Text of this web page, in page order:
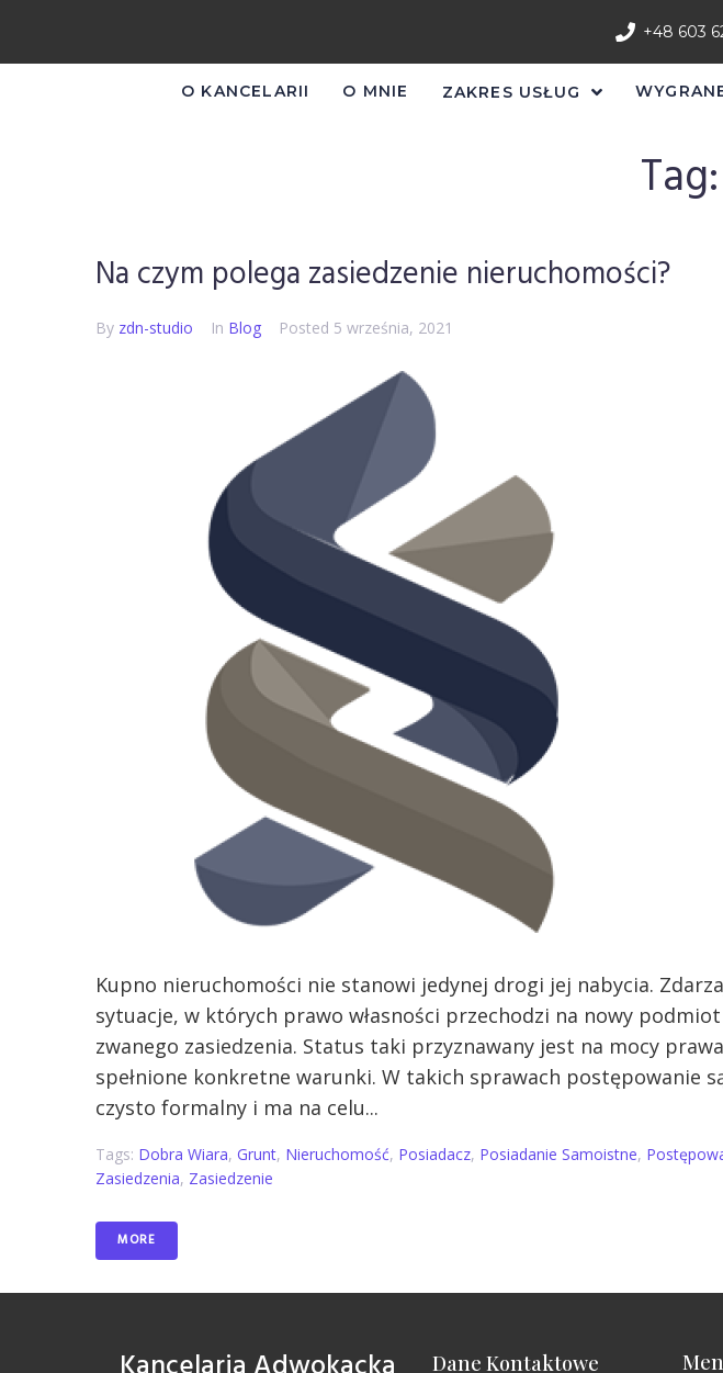
+48 603
O KANCELARII O MNIE ZAKRES USŁUG
Tag:
Na czym polega zasiedzenie nieruchomości?
By zdn-studio In Blog Posted 5 września, 2021
Kupno nieruchomości nie stanowi jedynej drogi jej nabycia.
sytuacje, w których prawo własności przechodzi na nowy
zwanego zasiedzenia. Status taki przyznawany jest na mocy
spełnione konkretne warunki. W takich sprawach postępowanie
czysto formalny i ma na celu...
Tags: Dobra Wiara, Grunt, Nieruchomość, Posiadacz, Posiadanie Samoistne,
Zasiedzenia, Zasiedzenie
MORE
Dane Kontaktowe